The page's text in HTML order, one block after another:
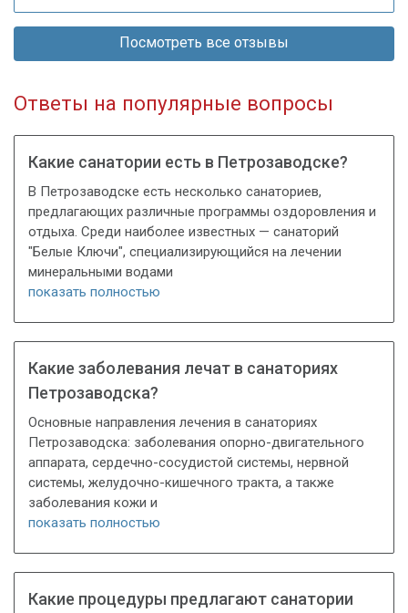
Посмотреть все отзывы
Ответы на популярные вопросы
Какие санатории есть в Петрозаводске?
В Петрозаводске есть несколько санаториев,
предлагающих различные программы оздоровления и
отдыха. Среди наиболее известных — санаторий
"Белые Ключи", специализирующийся на лечении
минеральными водами
показать полностью
Какие заболевания лечат в санаториях
Петрозаводска?
Основные направления лечения в санаториях
Петрозаводска: заболевания опорно-двигательного
аппарата, сердечно-сосудистой системы, нервной
системы, желудочно-кишечного тракта, а также
заболевания кожи и
показать полностью
Какие процедуры предлагают санатории